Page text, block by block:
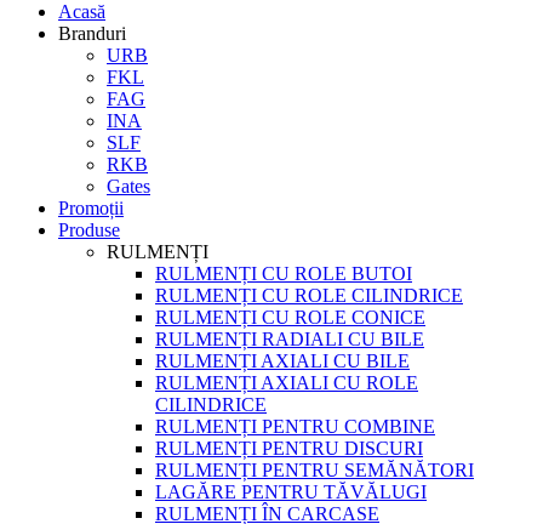
Acasă
Branduri
URB
FKL
FAG
INA
SLF
RKB
Gates
Promoții
Produse
RULMENȚI
RULMENȚI CU ROLE BUTOI
RULMENȚI CU ROLE CILINDRICE
RULMENȚI CU ROLE CONICE
RULMENȚI RADIALI CU BILE
RULMENȚI AXIALI CU BILE
RULMENȚI AXIALI CU ROLE
CILINDRICE
RULMENȚI PENTRU COMBINE
RULMENȚI PENTRU DISCURI
RULMENȚI PENTRU SEMĂNĂTORI
LAGĂRE PENTRU TĂVĂLUGI
RULMENȚI ÎN CARCASE